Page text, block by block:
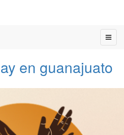
en guanajuato